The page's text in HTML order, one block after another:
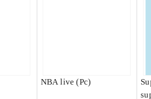
NBA live (Pc)